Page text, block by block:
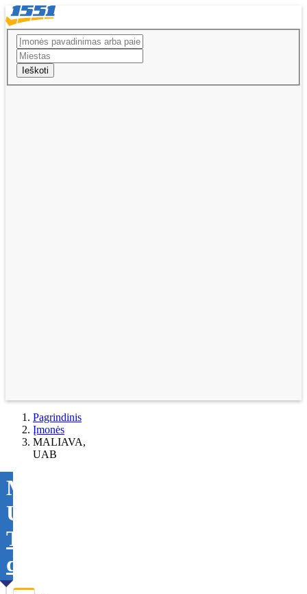
Ieškoti
Pagrindinis
Įmonės
MALIAVA,
UAB
MALIAVA,
UAB
Tikslinti
duomenis